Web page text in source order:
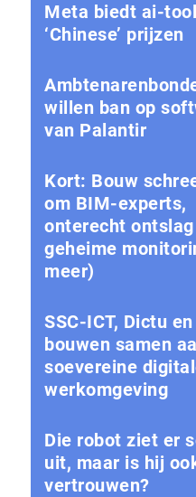
Meta biedt ai-
‘Chinese’ prijzen
willen ban op
van Palantir
Kort: Bouw
om BIM-experts,
onterecht ontslag
geheime
meer)
SSC-ICT, Dictu en
bouwen samen
soevereine
werkomgeving
Die robot ziet er
uit, maar is hij
vertrouwen?